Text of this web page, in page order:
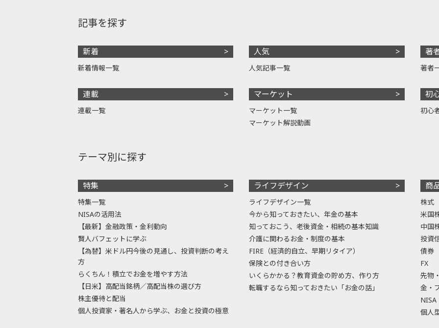
記事を探す
新着
新着情報一覧
連載
連載一覧
人気
人気記事一覧
マーケット
マーケット一覧
マーケット解説動画
著
著者
初
初心
テーマ別に探す
特集
特集一覧
NISAの活用法
【最新】金融政策・金利動向
賢人バフェットに学ぶ
【為替】米ドル円今後の見通し、投資判断の考え
方
らくちん！積立でお金を増やす方法
【日米】高配当銘柄／高配当株の選び方
株主優待と配当
個人投資家・著名人から学ぶ、お金と投資の極意
ライフデザイン
ライフデザイン一覧
今から知っておきたい、年金の基本
知っておこう、老後資金・相続の基本知識
介護に関わるお金・制度の基本
FIRE（経済的自立、早期リタイア）
保険との付き合い方
いくらかかる？教育資金の貯め方、作り方
転職するなら知っておきたい「お金の話」
商
株式
米国
中国
投資
債券
FX
先物
金・
NISA
個人